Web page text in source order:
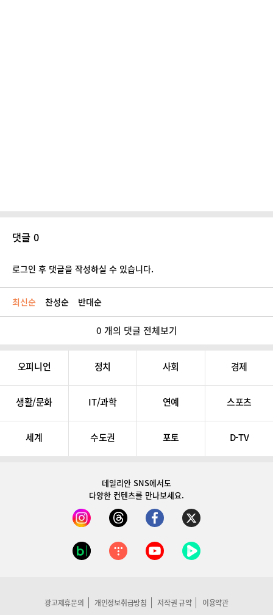
댓글 0
로그인 후 댓글을 작성하실 수 있습니다.
최신순 찬성순 반대순
0 개의 댓글 전체보기
오피니언 정치 사회 경제
생활/문화 IT/과학 연예 스포츠
세계 수도권 포토 D-TV
데일리안 SNS에서도
다양한 컨텐츠를 만나보세요.
광고제휴문의 개인정보취급방침 저작권 규약 이용약관